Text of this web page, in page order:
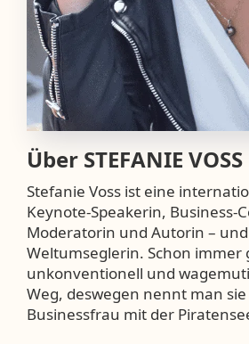
Über STEFANIE VOSS
Stefanie Voss ist eine
Keynote-Speakerin, Business-
Moderatorin und Autorin –
Weltumseglerin. Schon immer
unkonventionell und
Weg, deswegen nennt man sie
Businessfrau mit der